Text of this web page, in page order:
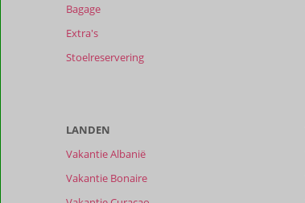
worden
relevantie
de
Bagage
Extra's
Stoelreservering
LANDEN
Vakantie Albanië
Vakantie Bonaire